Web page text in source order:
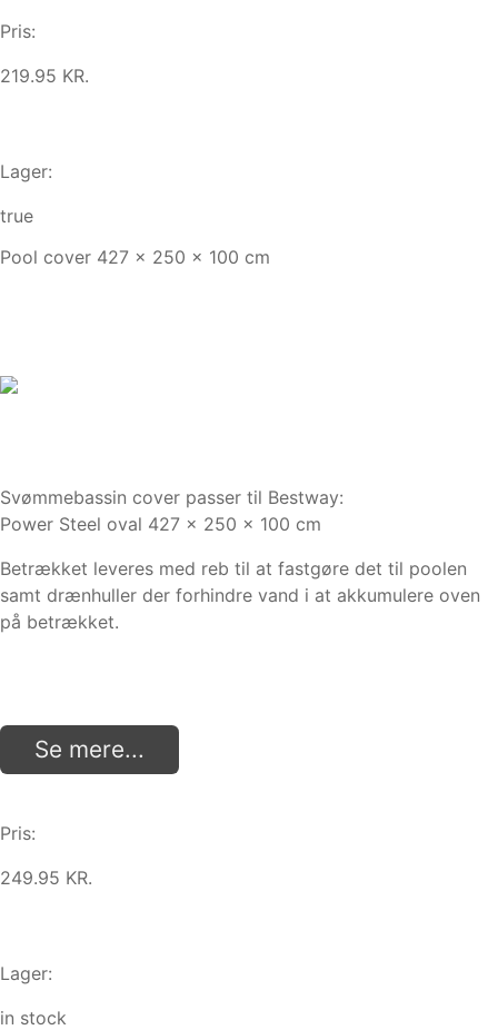
Pris:
219.95 KR.
Lager:
true
Pool cover 427 x 250 x 100 cm
Svømmebassin cover passer til Bestway:
Power Steel oval 427 x 250 x 100 cm
Betrækket leveres med reb til at fastgøre det til poolen
samt drænhuller der forhindre vand i at akkumulere oven
på betrækket.
Se mere...
Pris:
249.95 KR.
Lager:
in stock